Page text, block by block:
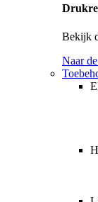
Bekijk
Naar